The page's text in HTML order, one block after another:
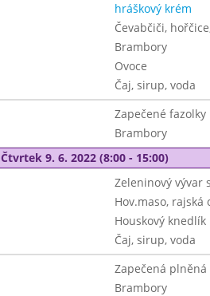
hráškový krém
Čevabčiči,
Brambory
Ovoce
Čaj, sirup, voda
Zapečené fazolky
Brambory
Čtvrtek 9. 6. 2022 (8:00 - 15:00)
Zeleninový vývar
Hov.maso, rajská
Houskový knedlík
Čaj, sirup, voda
Zapečená
Brambory